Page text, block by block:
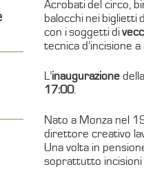
Acrobati del circo,
balocchi nei biglietti
con i soggetti di
tecnica d’incisione
L’inaugurazione
17:00.
Nato a Monza nel
direttore creativo
Una volta in
soprattutto incisioni